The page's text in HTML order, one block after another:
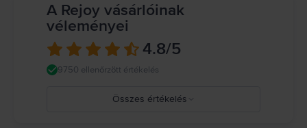
A Rejoy vásárlóinak
véleményei
4.8/5
9750 ellenőrzött értékelés
Összes értékelés